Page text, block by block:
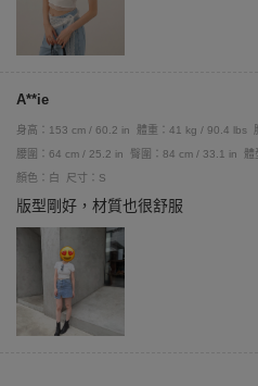
A**ie
身高：153 cm / 60.2 in 體重：41 kg / 90.4 lbs
腰圍：64 cm / 25.2 in
臀圍：84 cm / 33.1 in
體
顏色：白
尺寸：S
版型剛好，材質也很舒服